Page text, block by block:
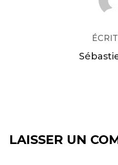
LAISSER UN